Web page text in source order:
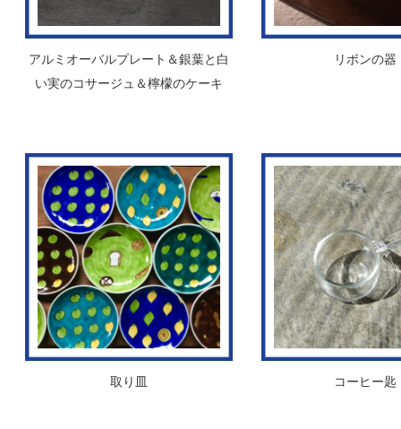
アルミオーバルプレート＆銀葉と白
い実のコサージュ＆檸檬のケーキ
リボンの器
取り皿 コーヒー匙